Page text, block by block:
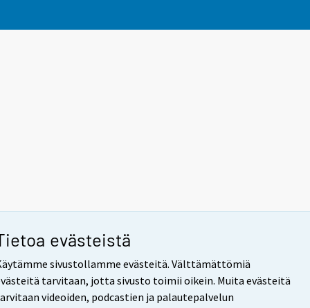
evästeistä
sivustollamme evästeitä. Välttämättömiä
tarvitaan, jotta sivusto toimii oikein. Muita evästeitä
videoiden, podcastien ja palautepalvelun